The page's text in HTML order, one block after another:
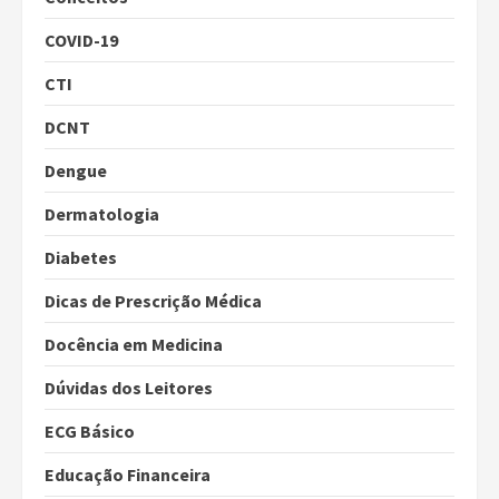
COVID-19
CTI
DCNT
Dengue
Dermatologia
Diabetes
Dicas de Prescrição Médica
Docência em Medicina
Dúvidas dos Leitores
ECG Básico
Educação Financeira